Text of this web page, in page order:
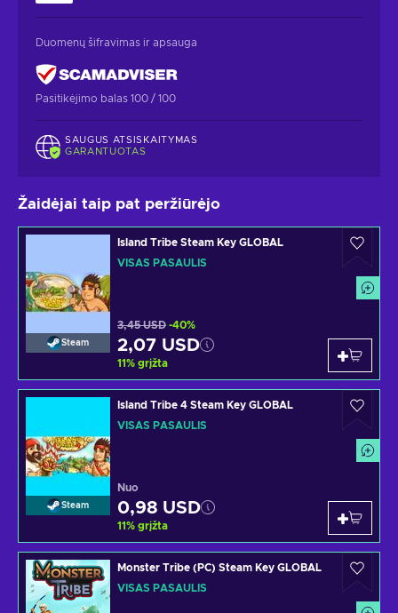
Duomenų šifravimas ir apsauga
Pasitikėjimo balas 100 / 100
SAUGUS ATSISKAITYMAS
GARANTUOTAS
Žaidėjai taip pat peržiūrėjo
Steam
Island Tribe Steam Key GLOBAL
VISAS PASAULIS
3,45 USD -40%
2,07 USD
11% grįžta
Steam
Island Tribe 4 Steam Key GLOBAL
VISAS PASAULIS
Nuo
0,98 USD
11% grįžta
Monster Tribe (PC) Steam Key GLOBAL
VISAS PASAULIS